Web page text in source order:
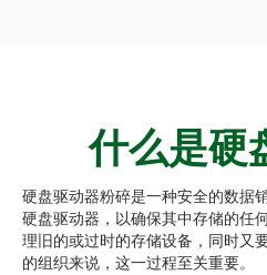
什么是硬
硬盘驱动器粉碎是一种安全的数据
硬盘驱动器，以确保其中存储的任
理旧的或过时的存储设备，同时又
的组织来说，这一过程至关重要。